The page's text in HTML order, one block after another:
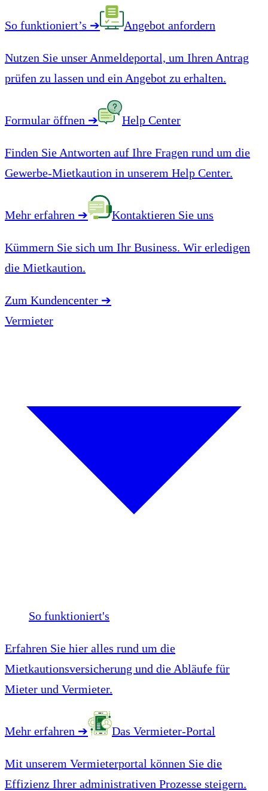
So funktioniert’s ➔ Angebot anfordern
Nutzen Sie unser Anmeldeportal, um Ihren Antrag
prüfen zu lassen und ein Angebot zu erhalten.
Formular öffnen ➔ Help Center
Finden Sie Antworten auf Ihre Fragen rund um die
Gewerbe-Mietkaution in unserem Help Center.
Mehr erfahren ➔ Kontaktieren Sie uns
Kümmern Sie sich um Ihr Business. Wir erledigen
die Mietkaution.
Zum Kundencenter ➔
Vermieter
So funktioniert's
Erfahren Sie hier alles rund um die
Mietkautionsversicherung und die Abläufe für
Mieter und Vermieter.
Mehr erfahren ➔ Das Vermieter-Portal
Mit unserem Vermieterportal können Sie die
Effizienz Ihrer administrativen Prozesse steigern.